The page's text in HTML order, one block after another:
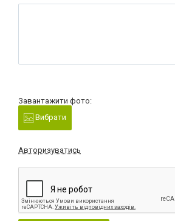
Завантажити фото:
Вибрати
Авторизуватись